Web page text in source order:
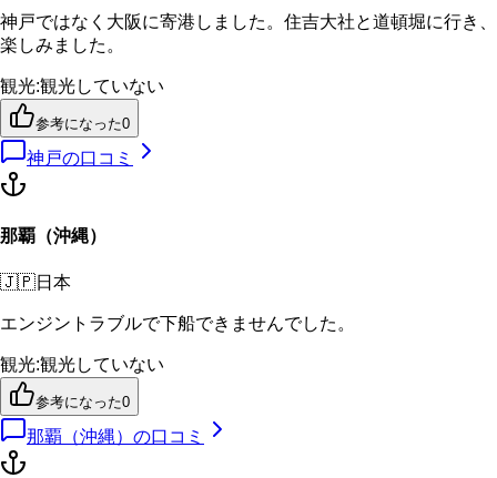
神戸ではなく大阪に寄港しました。住吉大社と道頓堀に行き、
楽しみました。
観光:観光していない
参考になった0
神戸の口コミ
那覇（沖縄）
🇯🇵日本
エンジントラブルで下船できませんでした。
観光:観光していない
参考になった0
那覇（沖縄） の口コミ